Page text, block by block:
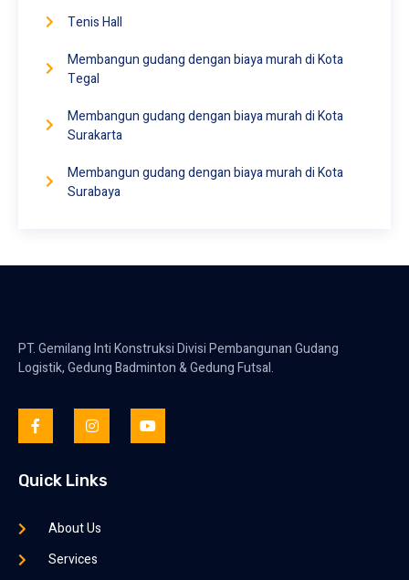
Tenis Hall
Membangun gudang dengan biaya murah di Kota
Tegal
Membangun gudang dengan biaya murah di Kota
Surakarta
Membangun gudang dengan biaya murah di Kota
Surabaya
PT. Gemilang Inti Konstruksi Divisi Pembangunan Gudang
Logistik, Gedung Badminton & Gedung Futsal.
Quick Links
About Us
Services